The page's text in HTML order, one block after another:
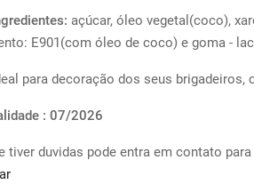
açúcar, óleo vegetal(coco),
E901(com óleo de coco) e goma -
para decoração dos seus brigadeiros,
: 07/2026
tiver duvidas pode entra em contato